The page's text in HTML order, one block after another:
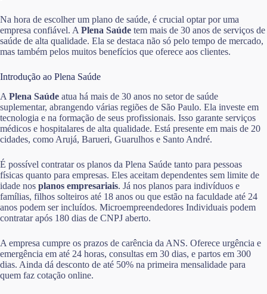
Na hora de escolher um plano de saúde, é crucial optar por uma
empresa confiável. A Plena Saúde tem mais de 30 anos de serviços de
saúde de alta qualidade. Ela se destaca não só pelo tempo de mercado,
mas também pelos muitos benefícios que oferece aos clientes.
Introdução ao Plena Saúde
A Plena Saúde atua há mais de 30 anos no setor de saúde
suplementar, abrangendo várias regiões de São Paulo. Ela investe em
tecnologia e na formação de seus profissionais. Isso garante serviços
médicos e hospitalares de alta qualidade. Está presente em mais de 20
cidades, como Arujá, Barueri, Guarulhos e Santo André.
É possível contratar os planos da Plena Saúde tanto para pessoas
físicas quanto para empresas. Eles aceitam dependentes sem limite de
idade nos planos empresariais. Já nos planos para indivíduos e
famílias, filhos solteiros até 18 anos ou que estão na faculdade até 24
anos podem ser incluídos. Microempreendedores Individuais podem
contratar após 180 dias de CNPJ aberto.
A empresa cumpre os prazos de carência da ANS. Oferece urgência e
emergência em até 24 horas, consultas em 30 dias, e partos em 300
dias. Ainda dá desconto de até 50% na primeira mensalidade para
quem faz cotação online.